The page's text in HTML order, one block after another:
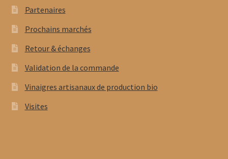
Partenaires
Prochains marchés
Retour & échanges
Validation de la commande
Vinaigres artisanaux de production bio
Visites